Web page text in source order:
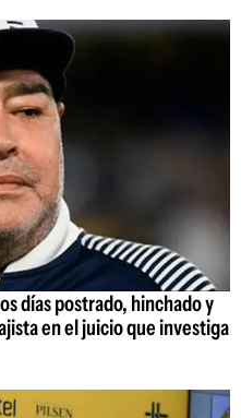
días postrado, hinchado y
en el juicio que investiga